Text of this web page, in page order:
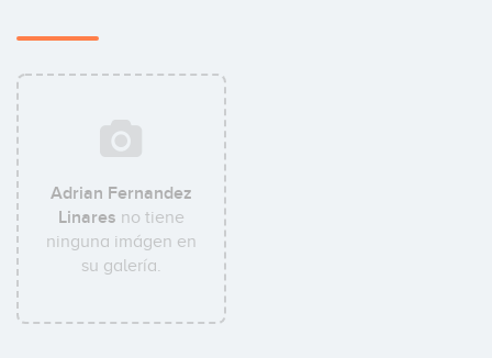
Adrian Fernandez
Linares no tiene
ninguna imágen en
su galería.